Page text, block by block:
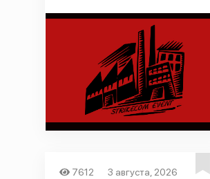
7612
3 августа, 2026